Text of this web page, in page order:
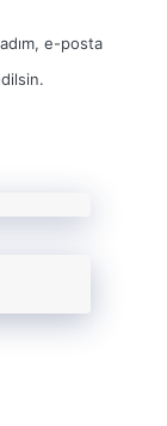
e-posta